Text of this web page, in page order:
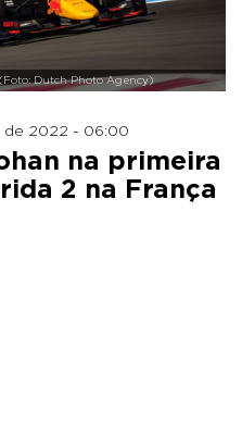
Dutch Photo Agency)
de 2022 - 06:00
na primeira
2 na França